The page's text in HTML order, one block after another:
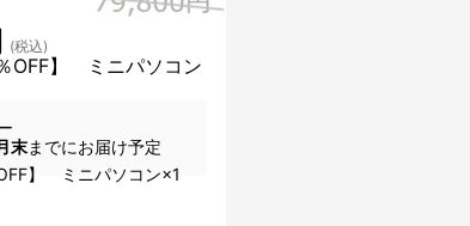
OFF】 ミニパソコン
(税込)
末までにお届け予定
】 ミニパソコン×1